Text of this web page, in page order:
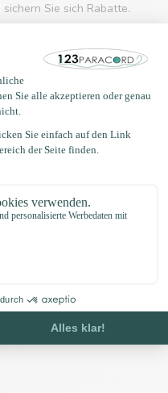
Sie sich Rabatte.
ab 150 €